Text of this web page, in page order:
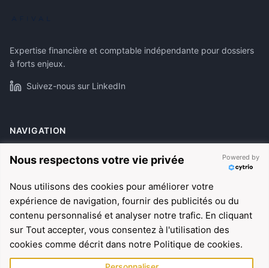
Expertise financière et comptable indépendante pour dossiers
à forts enjeux.
Suivez-nous sur LinkedIn
NAVIGATION
Références
Actualités
EXPERTISES
Nous respectons votre vie privée Powered by
Nous utilisons des cookies pour améliorer votre
expérience de navigation, fournir des publicités ou du
contenu personnalisé et analyser notre trafic. En cliquant
sur Tout accepter, vous consentez à l'utilisation des
cookies comme décrit dans notre Politique de cookies.